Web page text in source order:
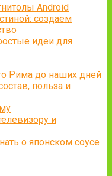
Android
создаем
идеи для
Рима до наших дней
польза и
и
о японском соусе